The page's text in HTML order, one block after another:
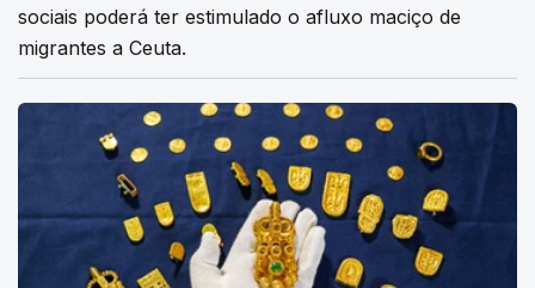
sociais poderá ter estimulado o afluxo maciço de
migrantes a Ceuta.